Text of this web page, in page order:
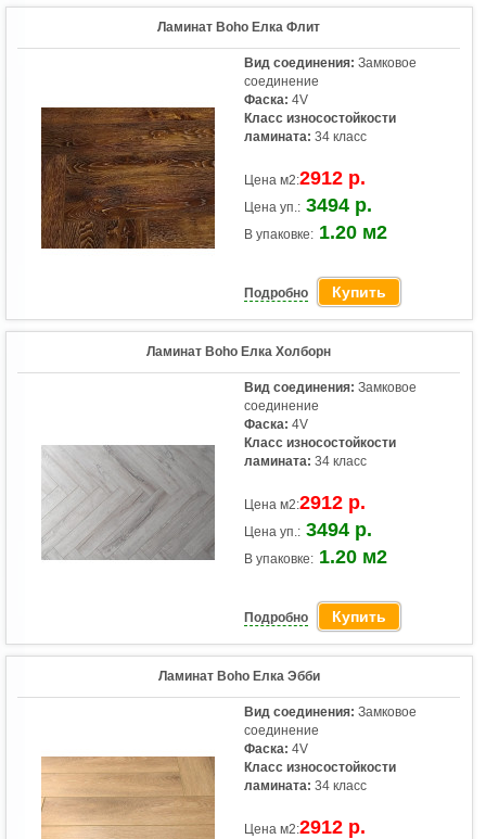
Ламинат Boho Елка Флит
Вид соединения: Замковое
соединение
Фаска: 4V
Класс износостойкости
ламината: 34 класс
Цена м2:2912 р.
Цена уп.: 3494 р.
В упаковке: 1.20 м2
Подробно Купить
Ламинат Boho Елка Холборн
Вид соединения: Замковое
соединение
Фаска: 4V
Класс износостойкости
ламината: 34 класс
Цена м2:2912 р.
Цена уп.: 3494 р.
В упаковке: 1.20 м2
Подробно Купить
Ламинат Boho Елка Эбби
Вид соединения: Замковое
соединение
Фаска: 4V
Класс износостойкости
ламината: 34 класс
Цена м2:2912 р.